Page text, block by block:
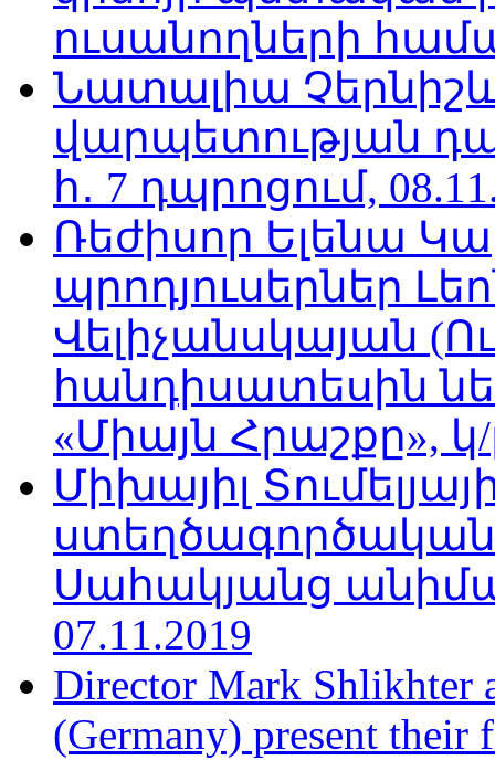
ուսանողների
Նատալիա
վարպետության
հ․ 7 դպրոցում,
Ռեժիսոր Ելենա
պրոդյուսերներ
Վելիչանսկայան
հանդիսատեսին
«Միայն Հրաշքը», կ/
Միխայիլ
Սահակյանց
07.11.2019
Director Mark Shlikhter
(Germany) present